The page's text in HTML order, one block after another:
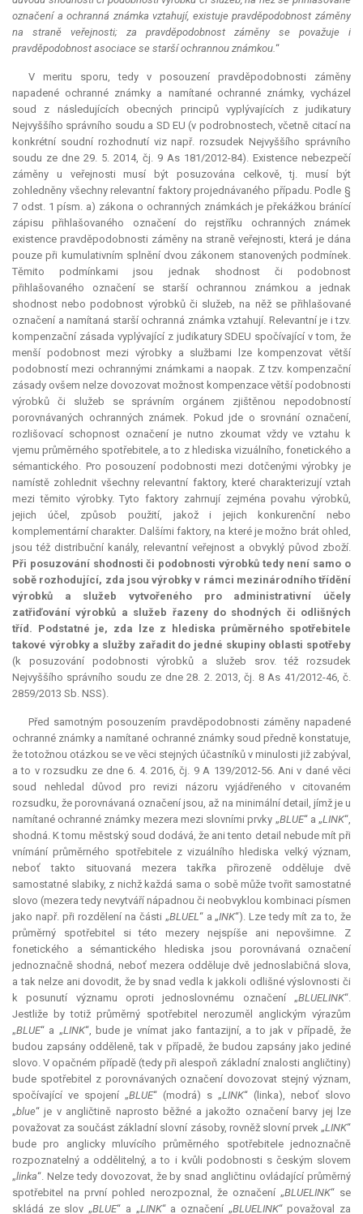
označení a ochranná známka vztahují, existuje pravděpodobnost záměny
na straně veřejnosti; za pravděpodobnost záměny se považuje i
pravděpodobnost asociace se starší ochrannou známkou.“
V meritu sporu, tedy v posouzení pravděpodobnosti záměny
napadené ochranné známky a namítané ochranné známky, vycházel
soud z následujících obecných principů vyplývajících z judikatury
Nejvyššího správního soudu a SD EU (v podrobnostech, včetně citací na
konkrétní soudní rozhodnutí viz např. rozsudek Nejvyššího správního
soudu ze dne 29. 5. 2014, čj. 9 As 181/2012-84). Existence nebezpečí
záměny u veřejnosti musí být posuzována celkově, tj. musí být
zohledněny všechnyrelevantní faktory projednávaného případu. Podle §
7 odst. 1 písm. a) zákona o ochranných známkách je překážkou bránící
zápisu přihlašovaného označení do rejstříku ochranných známek
existence pravděpodobnosti záměny na straně veřejnosti, která je dána
pouze při kumulativním splnění dvou zákonem stanovených podmínek.
Těmito podmínkami jsou jednak shodnost či podobnost
přihlašovaného označení se starší ochrannou známkou a jednak
shodnost nebo podobnost výrobků či služeb, na něž se přihlašované
označení a namítaná starší ochranná známka vztahují. Relevantníje i tzv.
kompenzační zásada vyplývající z judikatury SDEU spočívající v tom, že
menší podobnost mezi výrobky a službami lze kompenzovat větší
podobností mezi ochrannými známkami a naopak. Z tzv. kompenzační
zásady ovšem nelze dovozovat možnost kompenzace větší podobnosti
výrobků či služeb se správním orgánem zjištěnou nepodobností
porovnávaných ochranných známek. Pokud jde o srovnání označení,
rozlišovací schopnost označení je nutno zkoumat vždy ve vztahu k
vjemu průměrného spotřebitele, a to z hlediska vizuálního, fonetického a
sémantického. Pro posouzení podobnosti mezi dotčenými výrobky je
namístě zohlednit všechnyrelevantní faktory, které charakterizují vztah
mezi těmito výrobky. Tyto faktory zahrnují zejména povahu výrobků,
jejich účel, způsob použití, jakož i jejich konkurenční nebo
komplementární charakter. Dalšími faktory, na které je možno brát ohled,
jsou též distribuční kanály, relevantní veřejnost a obvyklý původ zboží.
Při posuzování shodnosti či podobnosti výrobků tedy není samo o
sobě rozhodující, zda jsou výrobky v rámci mezinárodního třídění
výrobků a služeb vytvořeného pro administrativní účely
zatřiďování výrobků a služeb řazeny do shodných či odlišných
tříd. Podstatné je, zda lze z hlediska průměrného spotřebitele
takové výrobky a služby zařadit do jedné skupiny oblasti spotřeby
(k posuzování podobnosti výrobků a služeb srov. též rozsudek
Nejvyššího správního soudu ze dne 28. 2. 2013, čj. 8 As 41/2012-46, č.
2859/2013 Sb. NSS).
Před samotným posouzením pravděpodobnosti záměny napadené
ochranné známky a namítané ochranné známky soud předně konstatuje,
že totožnou otázkou se ve věci stejných účastníků v minulosti již zabýval,
a to v rozsudku ze dne 6. 4. 2016, čj. 9 A 139/2012-56. Ani v dané věci
soud nehledal důvod pro revizi názoru vyjádřeného v citovaném
rozsudku, že porovnávaná označení jsou, až na minimální detail, jímž je u
namítané ochranné známky mezera mezi slovními prvky „BLUE“ a „LINK“,
shodná. K tomu městský soud dodává, že ani tento detail nebude mít při
vnímání průměrného spotřebitele z vizuálního hlediska velký význam,
neboť takto situovaná mezera takřka přirozeně odděluje dvě
samostatné slabiky, z nichž každá sama o sobě může tvořit samostatné
slovo (mezera tedy nevytváří nápadnou či neobvyklou kombinaci písmen
jako např. při rozdělení na části „BLUEL“ a „INK“). Lze tedy mít za to, že
průměrný spotřebitel si této mezery nejspíše ani nepovšimne. Z
fonetického a sémantického hlediska jsou porovnávaná označení
jednoznačně shodná, neboť mezera odděluje dvě jednoslabičná slova,
a tak nelze ani dovodit, že by snad vedla k jakkoli odlišné výslovnosti či
k posunutí významu oproti jednoslovnému označení „BLUELINK“.
Jestliže by totiž průměrný spotřebitel nerozuměl anglickým výrazům
„BLUE“ a „LINK“, bude je vnímat jako fantazijní, a to jak v případě, že
budou zapsány odděleně, tak v případě, že budou zapsány jako jediné
slovo. V opačném případě (tedy při alespoň základní znalosti angličtiny)
bude spotřebitel z porovnávaných označení dovozovat stejný význam,
spočívající ve spojení „BLUE“ (modrá) s „LINK“ (linka), neboť slovo
„blue“ je v angličtině naprosto běžné a jakožto označení barvy jej lze
považovat za součást základní slovní zásoby, rovněž slovní prvek „LINK“
bude pro anglicky mluvícího průměrného spotřebitele jednoznačně
rozpoznatelný a oddělitelný, a to i kvůli podobnosti s českým slovem
„linka“. Nelze tedy dovozovat, že by snad angličtinu ovládající průměrný
spotřebitel na první pohled nerozpoznal, že označení „BLUELINK“ se
skládá ze slov „BLUE“ a „LINK“ a označení „BLUELINK“ považoval za